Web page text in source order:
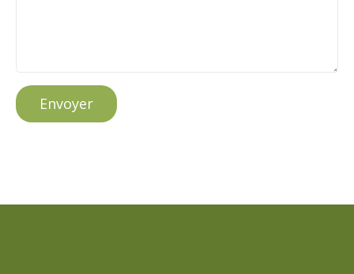
Envoyer